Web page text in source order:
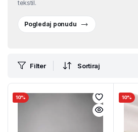
tekstil.
Pogledaj ponudu
Filter Sortiraj
10% 10%